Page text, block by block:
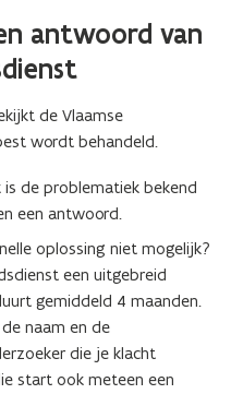
e
s
t
e
)
antwoord van
de Vlaamse
wordt behandeld.
is de problematiek bekend
een antwoord.
oplossing niet mogelijk?
een uitgebreid
gemiddeld 4 maanden.
naam en de
die je klacht
start ook meteen een